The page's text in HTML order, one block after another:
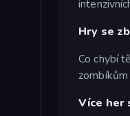
Hry se
Co chybí
Více her